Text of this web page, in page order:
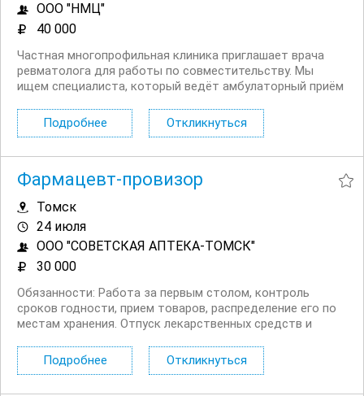
ООО "НМЦ"
40 000
Частная многопрофильная клиника приглашает врача
ревматолога для работы по совместительству. Мы
ищем специалиста, который ведёт амбулаторный приём
современных клинических рекомендациях и ценит
спокойную, профессиональную организацию работы.
Подробнее Откликнуться
Фармацевт-провизор
Томск
24 июля
ООО "СОВЕТСКАЯ АПТЕКА-ТОМСК"
30 000
Обязанности: Работа за первым столом, контроль
сроков годности, прием товаров, распределение его по
местам хранения. Отпуск лекарственных средств и
товаров аптечного ассортимента Требования: Наличие
сертификата специалиста Санитарная книжка Условия:...
Подробнее Откликнуться